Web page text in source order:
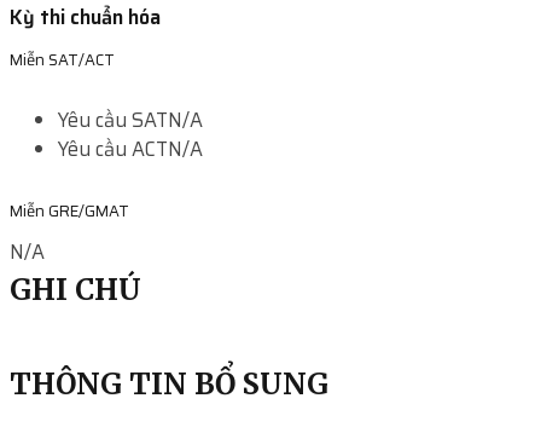
Kỳ thi chuẩn hóa
Miễn SAT/ACT
Yêu cầu SATN/A
Yêu cầu ACTN/A
Miễn GRE/GMAT
N/A
THÔNG TIN BỔ SUNG
GHI CHÚ